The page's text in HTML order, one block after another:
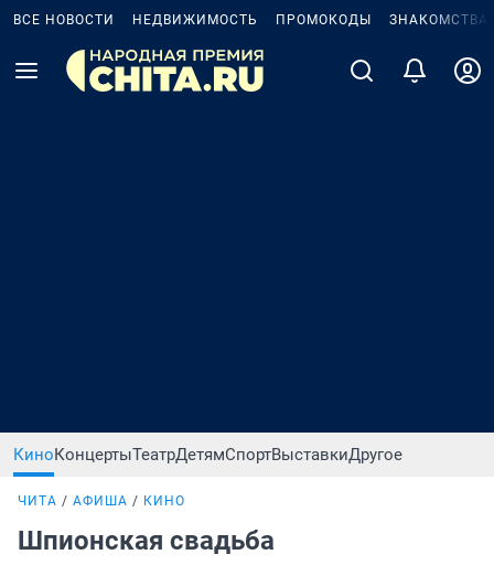
ВСЕ НОВОСТИ НЕДВИЖИМОСТЬ ПРОМОКОДЫ ЗНАКОМСТВА
КиноКонцертыТеатрДетямСпортВыставкиДругое
ЧИТА АФИША КИНО
Шпионская свадьба